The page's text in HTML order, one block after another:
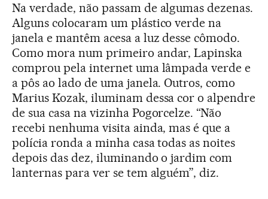
Na verdade, não passam de algumas dezenas.
Alguns colocaram um plástico verde na
janela e mantêm acesa a luz desse cômodo.
Como mora num primeiro andar, Lapinska
comprou pela internet uma lâmpada verde e
a pôs ao lado de uma janela. Outros, como
Marius Kozak, iluminam dessa cor o alpendre
de sua casa na vizinha Pogorcelze. “Não
recebi nenhuma visita ainda, mas é que a
polícia ronda a minha casa todas as noites
depois das dez, iluminando o jardim com
lanternas para ver se tem alguém”, diz.